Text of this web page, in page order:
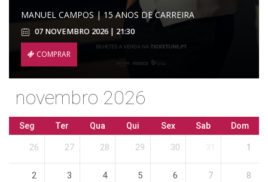
MANUEL CAMPOS | 15 ANOS DE CARREIRA
07 NOVEMBRO 2026 | 21:30
COMPRAR
novembro 2026
Seg Ter Qua Qui Sex Sab Dom
26 27 28 29 30 1
2 3 4 5 6 7 8